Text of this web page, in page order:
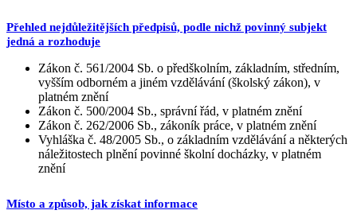
Přehled nejdůležitějších předpisů, podle nichž povinný subjekt
jedná a rozhoduje
Zákon č. 561/2004 Sb. o předškolním, základním, středním,
vyšším odborném a jiném vzdělávání (školský zákon), v
platném znění
Zákon č. 500/2004 Sb., správní řád, v platném znění
Zákon č. 262/2006 Sb., zákoník práce, v platném znění
Vyhláška č. 48/2005 Sb., o základním vzdělávání a některých
náležitostech plnění povinné školní docházky, v platném
znění
Místo a způsob, jak získat informace